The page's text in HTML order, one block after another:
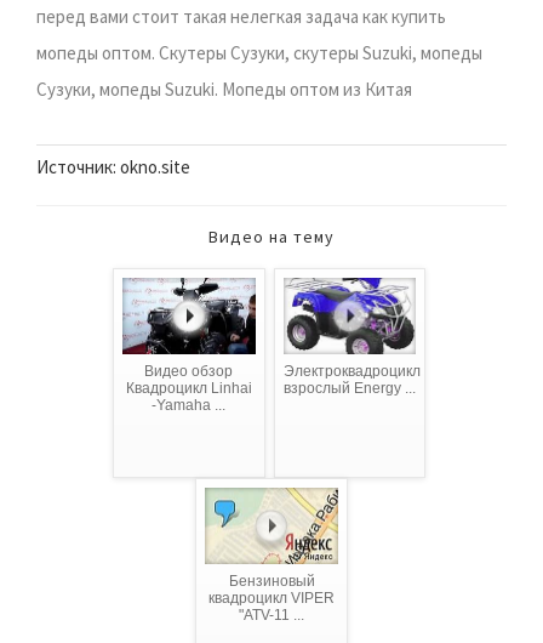
перед вами стоит такая нелегкая задача как купить
мопеды оптом. Скутеры Сузуки, скутеры Suzuki, мопеды
Сузуки, мопеды Suzuki. Мопеды оптом из Китая
Источник: okno.site
Видео на тему
Видео обзор
Квадроцикл Linhai
-Yamaha ...
Электроквадроцикл
взрослый Energy ...
Бензиновый
квадроцикл VIPER
"ATV-11 ...